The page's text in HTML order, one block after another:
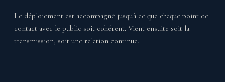
Le déploiement est accompagné jusqu'à ce que chaque point de
contact avec le public soit cohérent. Vient ensuite soit la
transmission, soit une relation continue.